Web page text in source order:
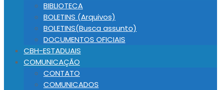
BIBLIOTECA
BOLETINS (Arquivos)
BOLETINS(Busca assunto)
DOCUMENTOS OFICIAIS
CBH-ESTADUAIS
COMUNICAÇÃO
CONTATO
COMUNICADOS